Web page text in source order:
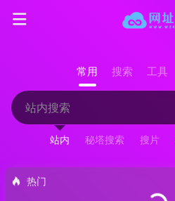
常用 搜索 工具
站内 秘塔搜索 搜片
热门